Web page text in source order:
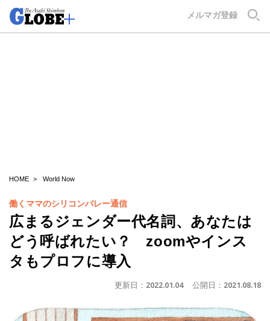
メルマガ登録
HOME World Now
働くママのシリコンバレー通信
広まるジェンダー代名詞、あなたは
どう呼ばれたい？ zoomやインス
タもプロフに導入
更新日： 2022.01.04 公開日： 2021.08.18